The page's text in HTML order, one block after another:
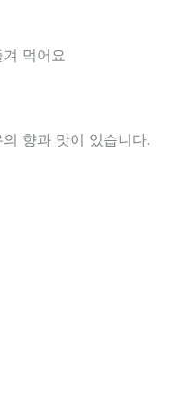
먹어요
향과 맛이 있습니다.